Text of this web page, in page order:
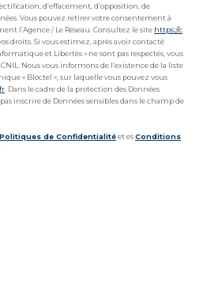
d’effacement, d’opposition, de
Vous pouvez retirer votre consentement à
l’Agence / Le Réseau. Consultez le site https://c
droits. Si vous estimez, après avoir contacté
et Libertés » ne sont pas respectés, vous
Nous vous informons de l’existence de la liste
« Bloctel », sur laquelle vous pouvez vous
. Dans le cadre de la protection des Données
inscrire de Données sensibles dans le champ de
Politiques de Confidentialitéet esConditions